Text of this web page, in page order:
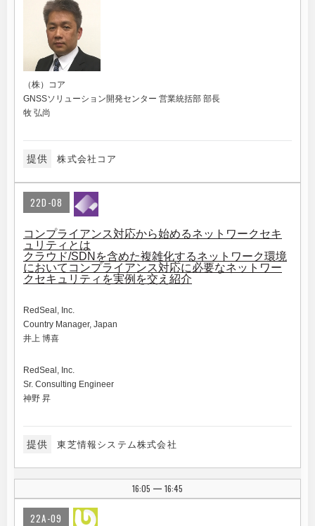
（株）コア
GNSSソリューション開発センター 営業統括部 部長
牧 弘尚
提供 株式会社コア
22D-08
コンプライアンス対応から始めるネットワークセキ
ュリティとは
クラウド/SDNを含めた複雑化するネットワーク環境
においてコンプライアンス対応に必要なネットワー
クセキュリティを実例を交え紹介
RedSeal, Inc.
Country Manager, Japan
井上 博喜
RedSeal, Inc.
Sr. Consulting Engineer
神野 昇
提供 東芝情報システム株式会社
16:05 | 16:45
22A-09